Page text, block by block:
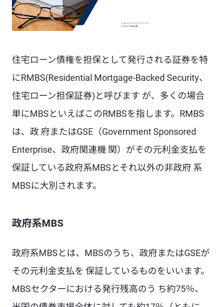
住宅ローン債権を担保として発行される証券を特
にRMBS(Residential Mortgage-Backed Security、
住宅ローン担保証券)と呼びます が、多くの場合
単にMBSといえばこのRMBSを指します。RMBS
は、政 府またはGSE（Government Sponsored
Enterprise、政府関連機 関）がその元利金支払を
保証している政府系MBSとそれ以外の非政府 系
MBSに大別されます。
政府系MBS
政府系MBSとは、MBSのうち、政府またはGSEが
その元利金支払を 保証しているものをいいます。
MBSセクターにおける発行残高のう ち約75％、